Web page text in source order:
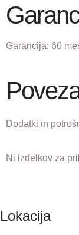
Garancija: 60
Dodatki in
Ni izdelkov za
Lokacija